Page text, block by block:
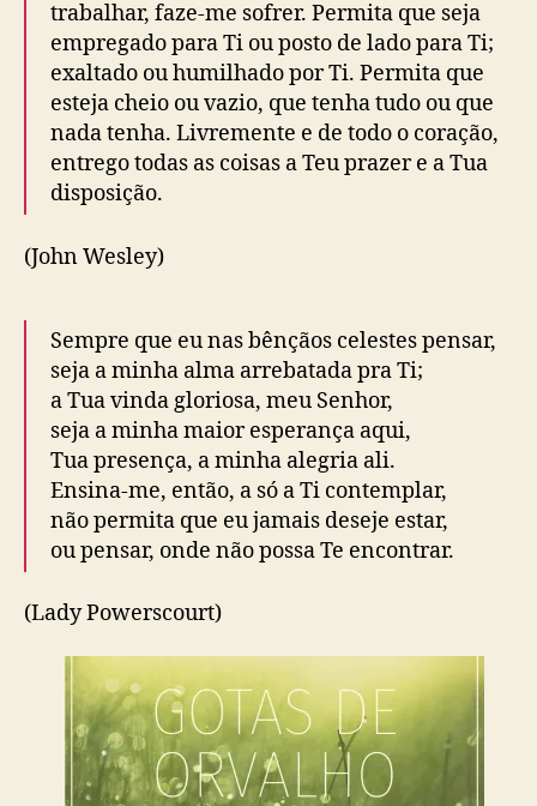
trabalhar, faze-me sofrer. Permita que seja
empregado para Ti ou posto de lado para Ti;
exaltado ou humilhado por Ti. Permita que
esteja cheio ou vazio, que tenha tudo ou que
nada tenha. Livremente e de todo o coração,
entrego todas as coisas a Teu prazer e a Tua
disposição.
(John Wesley)
Sempre que eu nas bênçãos celestes pensar,
seja a minha alma arrebatada pra Ti;
a Tua vinda gloriosa, meu Senhor,
seja a minha maior esperança aqui,
Tua presença, a minha alegria ali.
Ensina-me, então, a só a Ti contemplar,
não permita que eu jamais deseje estar,
ou pensar, onde não possa Te encontrar.
(Lady Powerscourt)